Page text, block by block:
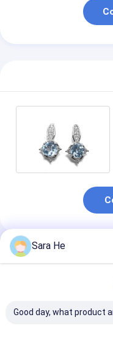
Produits
Sara He
Good day, what product